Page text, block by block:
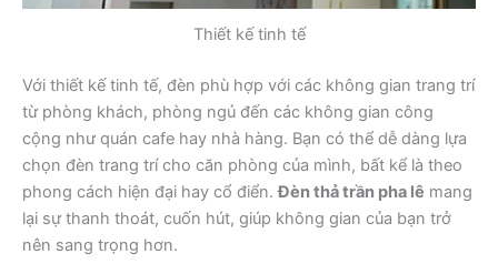
Thiết kế tinh tế
Với thiết kế tinh tế, đèn phù hợp với các không gian trang trí
từ phòng khách, phòng ngủ đến các không gian công
cộng như quán cafe hay nhà hàng. Bạn có thể dễ dàng lựa
chọn đèn trang trí cho căn phòng của mình, bất kể là theo
phong cách hiện đại hay cổ điển.Đèn thả trần pha lê mang
lại sự thanh thoát, cuốn hút, giúp không gian của bạn trở
nên sang trọng hơn.